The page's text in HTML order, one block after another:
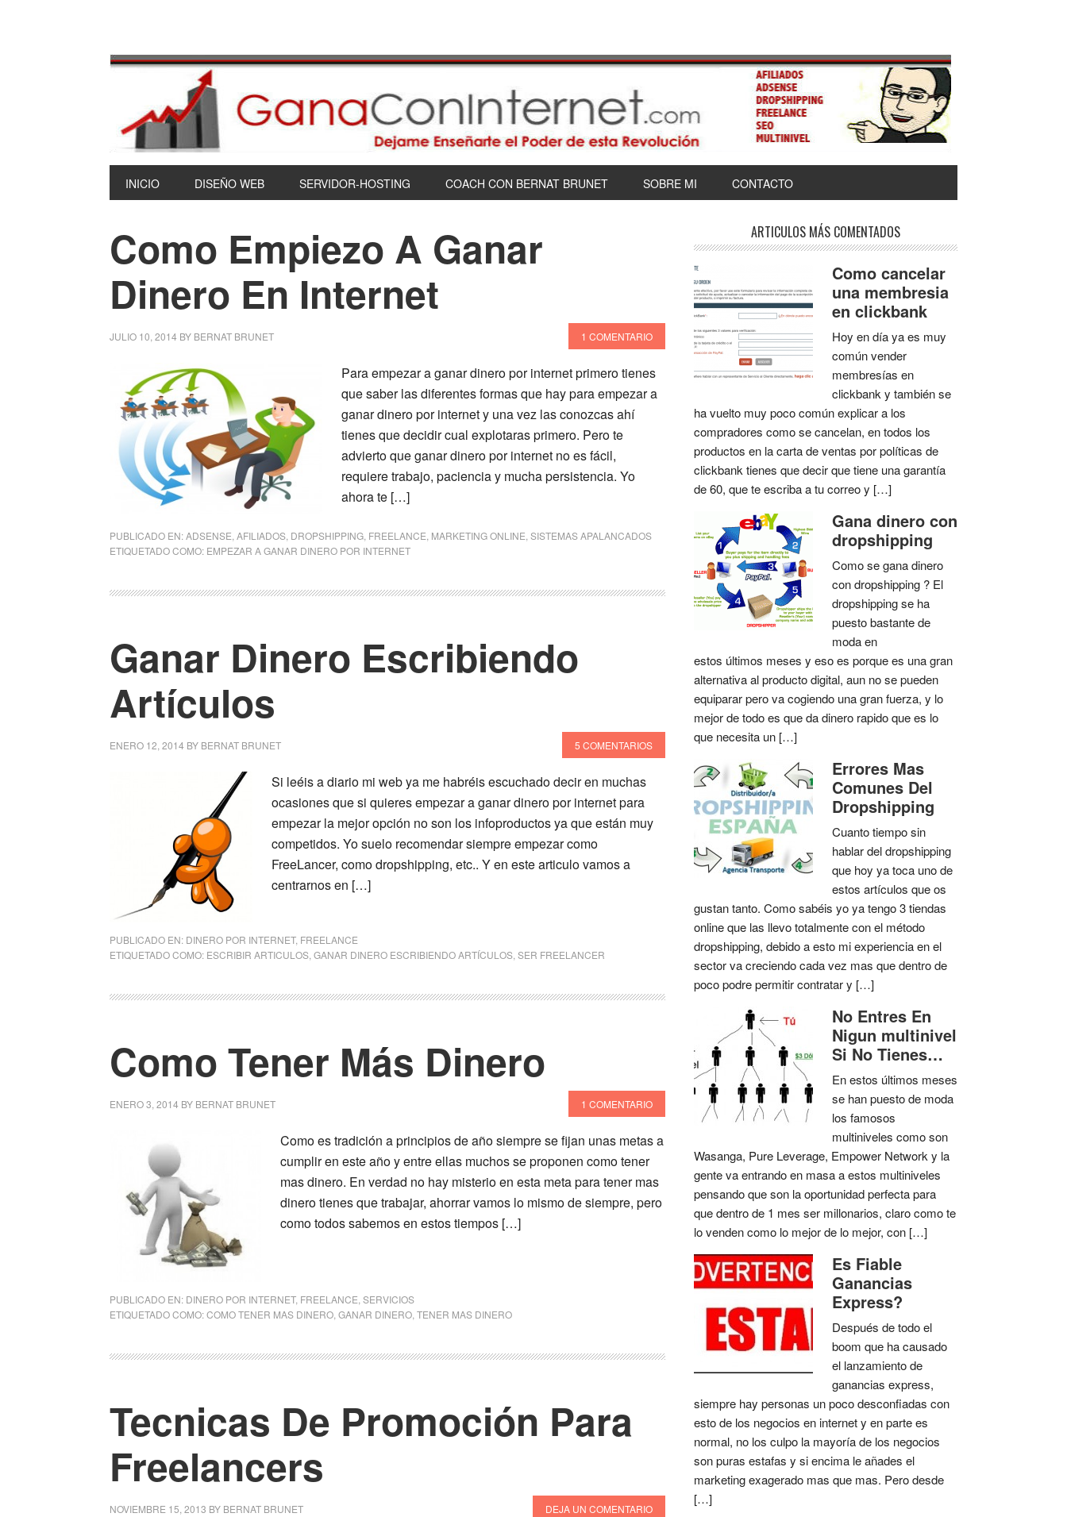
INICIO DISEÑO WEB SERVIDOR-HOSTING COACH CON BERNAT BRUNET SOBRE MI CONTACTO
Como Empiezo A Ganar
Dinero En Internet
JULIO 10, 2014 BY BERNAT BRUNET 1 COMENTARIO
Para empezar a ganar dinero por internet primero tienes
que saber las diferentes formas que hay para empezar a
ganar dinero por internet y una vez las conozcas ahí
tienes que decidir cual explotaras primero. Pero te
advierto que ganar dinero por internet no es fácil,
requiere trabajo, paciencia y mucha persistencia. Yo
ahora te […]
PUBLICADO EN:ADSENSE AFILIADOS DROPSHIPPING FREELANCE MARKETING ONLINE SISTEMAS APALANCADOS
ETIQUETADO COMO: EMPEZAR A GANAR DINERO POR INTERNET
Ganar Dinero Escribiendo
Artículos
ENERO 12, 2014 BY BERNAT BRUNET 5 COMENTARIOS
Si leéis a diario mi web ya me habréis escuchado decir en muchas
ocasiones que si quieres empezar a ganar dinero por internet para
empezar la mejor opción no son los infoproductos ya que están muy
competidos. Yo suelo recomendar siempre empezar como
FreeLancer, como dropshipping, etc.. Y en este articulo vamos a
centrarnos en […]
PUBLICADO EN: DINERO POR INTERNET, FREELANCE
ETIQUETADO COMO: ESCRIBIR ARTICULOS GANAR DINERO ESCRIBIENDO ARTÍCULOS SER FREELANCER
Como Tener Más Dinero
ENERO 3, 2014 BY BERNAT BRUNET 1 COMENTARIO
Como es tradición a principios de año siempre se fijan unas metas a
cumplir en este año y entre ellas muchos se proponen como tener
mas dinero. En verdad no hay misterio en esta meta para tener mas
dinero tienes que trabajar, ahorrar vamos lo mismo de siempre, pero
como todos sabemos en estos tiempos […]
PUBLICADO EN: DINERO POR INTERNET, FREELANCE SERVICIOS
ETIQUETADO COMO:COMO TENER MAS DINERO GANAR DINERO TENER MAS DINERO
Tecnicas De Promoción Para
Freelancers
NOVIEMBRE 15, 2013 BY BERNAT BRUNET DEJA UN COMENTARIO
ARTICULOS MÁS COMENTADOS
Como cancelar
una membresia
en clickbank
Hoy en día ya es muy
común vender
membresías en
clickbank y también se
ha vuelto muy poco común explicar a los
compradores como se cancelan, en todos los
productos en la carta de ventas por políticas de
clickbank tienes que decir que tiene una garantía
de 60, que te escriba a tu correo y […]
Gana dinero con
dropshipping
Como se gana dinero
con dropshipping ? El
dropshipping se ha
puesto bastante de
moda en
estos últimos meses y eso es porque es una gran
alternativa al producto digital, aun no se pueden
equiparar pero va cogiendo una gran fuerza, y lo
mejor de todo es que da dinero rapido que es lo
que necesita un […]
Errores Mas
Comunes Del
Dropshipping
Cuanto tiempo sin
hablar del dropshipping
que hoy ya toca uno de
estos artículos que os
gustan tanto. Como sabéis yo ya tengo 3 tiendas
online que las llevo totalmente con el método
dropshipping, debido a esto mi experiencia en el
sector va creciendo cada vez mas que dentro de
poco podre permitir contratar y […]
No Entres En
Nigun multinivel
Si No Tienes…
En estos últimos meses
se han puesto de moda
los famosos
multiniveles como son
Wasanga, Pure Leverage, Empower Network y la
gente va entrando en masa a estos multiniveles
pensando que son la oportunidad perfecta para
que dentro de 1 mes ser millonarios, claro como te
lo venden como lo mejor de lo mejor, con […]
Es Fiable
Ganancias
Express?
Después de todo el
boom que ha causado
el lanzamiento de
ganancias express,
siempre hay personas un poco desconfiadas con
esto de los negocios en internet y en parte es
normal, no los culpo la mayoría de los negocios
son puras estafas y si encima le añades el
marketing exagerado mas que mas. Pero desde
[…]